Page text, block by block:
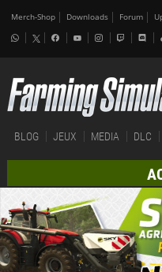
Merch-Shop Downloads Forum
BLOG JEUX MEDIA DLC